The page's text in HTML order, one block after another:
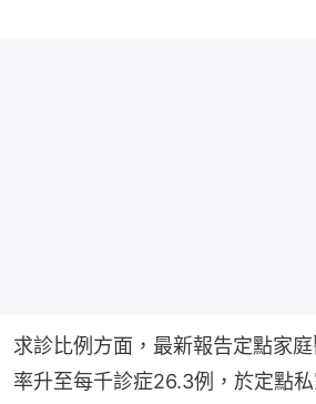
求診比例方面，最新報告定點家
率升至每千診症26.3例，於定點